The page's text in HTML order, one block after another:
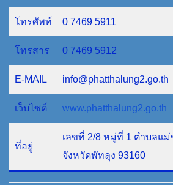
โทรศัพท์ 0 7469 5911
โทรสาร 0 7469 5912
E-MAIL info@phatthalung2.go.th
เว็บไซต์ www.phatthalung2.go.th
ที่อยู่
เลขที่ 2/8 หมู่ที่ 1 ตำบลแ
จังหวัดพัทลุง 93160